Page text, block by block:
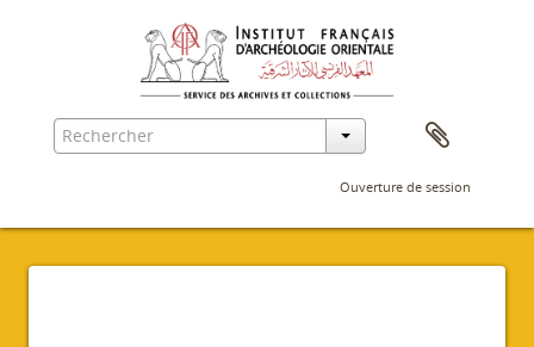
Ouverture de session